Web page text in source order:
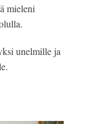
mieleni
unelmille ja